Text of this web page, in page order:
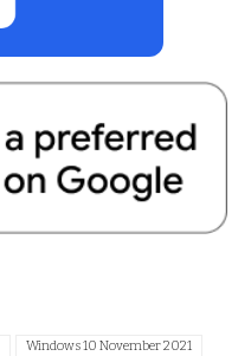
Windows 10 November 2021